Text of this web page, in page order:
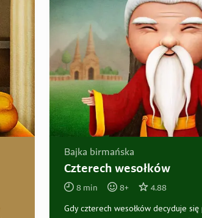
Bajka birmańska
Czterech wesołków
8 min 8+ 4.88
Gdy czterech wesołków decyduje